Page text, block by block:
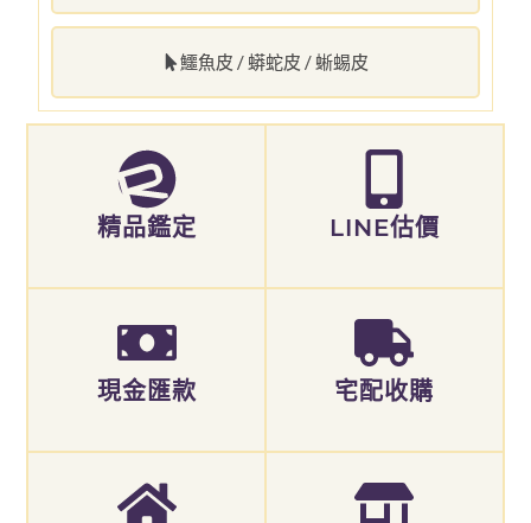
鱷魚皮 / 蟒蛇皮 / 蜥蜴皮
精品鑑定 LINE估價
現金匯款 宅配收購